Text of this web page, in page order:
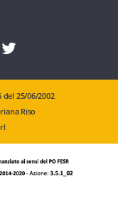
del 25/06/2002
Riso